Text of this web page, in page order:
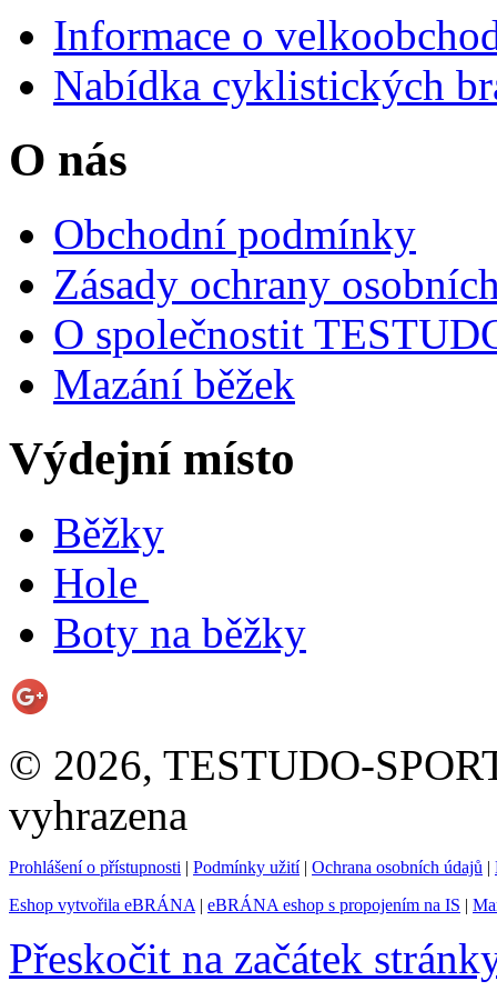
Informace o
Nabídka cyklistických
O nás
Obchodní podmínky
Zásady ochrany
O společnostit
Mazání běžek
Výdejní místo
Běžky
Hole
Boty na běžky
© 2026, TESTUDO-
vyhrazena
Prohlášení o přístupnosti | Podmínky užití| Ochrana osobních údajů |
Eshop vytvořila eBRÁNA | eBRÁNA eshop s propojením na IS |
Přeskočit na začátek